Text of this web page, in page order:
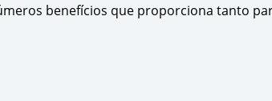
benefícios que proporciona tanto